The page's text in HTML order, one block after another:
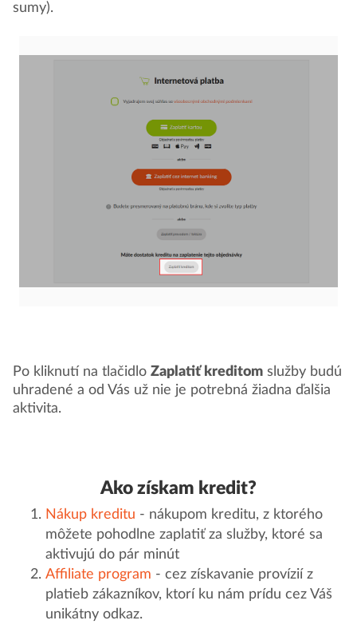
sumy).
Po kliknutí na tlačidlo Zaplatiť kreditom služby budú
uhradené a od Vás už nie je potrebná žiadna ďalšia
aktivita.
Ako získam kredit?
Nákup kreditu - nákupom kreditu, z ktorého
môžete pohodlne zaplatiť za služby, ktoré sa
aktivujú do pár minút
Affiliate program - cez získavanie provízií z
platieb zákazníkov, ktorí ku nám prídu cez Váš
unikátny odkaz.